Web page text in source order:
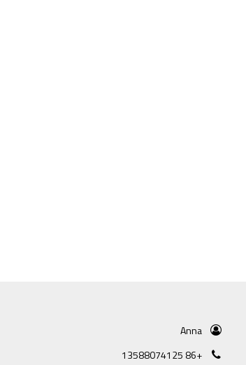
Anna
+86 13588074125